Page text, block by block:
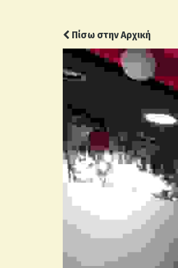
Πίσω στην Αρχική